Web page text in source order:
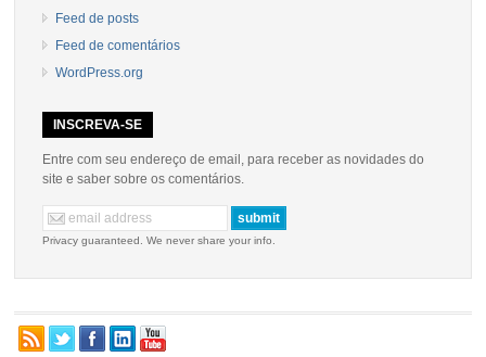
Feed de posts
Feed de comentários
WordPress.org
INSCREVA-SE
Entre com seu endereço de email, para receber as novidades do
site e saber sobre os comentários.
Privacy guaranteed. We never share your info.